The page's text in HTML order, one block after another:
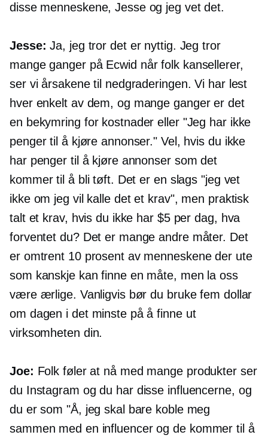
disse menneskene, Jesse og jeg vet det.
Jesse: Ja, jeg tror det er nyttig. Jeg tror
mange ganger på Ecwid når folk kansellerer,
ser vi årsakene til nedgraderingen. Vi har lest
hver enkelt av dem, og mange ganger er det
en bekymring for kostnader eller "Jeg har ikke
penger til å kjøre annonser." Vel, hvis du ikke
har penger til å kjøre annonser som det
kommer til å bli tøft. Det er en slags "jeg vet
ikke om jeg vil kalle det et krav", men praktisk
talt et krav, hvis du ikke har $5 per dag, hva
forventet du? Det er mange andre måter. Det
er omtrent 10 prosent av menneskene der ute
som kanskje kan finne en måte, men la oss
være ærlige. Vanligvis bør du bruke fem dollar
om dagen i det minste på å finne ut
virksomheten din.
Joe: Folk føler at nå med mange produkter ser
du Instagram og du har disse influencerne, og
du er som "Å, jeg skal bare koble meg
sammen med en influencer og de kommer til å